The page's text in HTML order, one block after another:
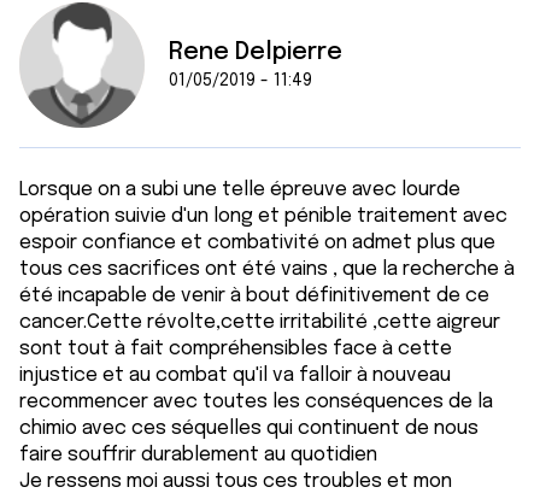
Rene Delpierre
01/05/2019 - 11:49
Lorsque on a subi une telle épreuve avec lourde
opération suivie d'un long et pénible traitement avec
espoir confiance et combativité on admet plus que
tous ces sacrifices ont été vains , que la recherche à
été incapable de venir à bout définitivement de ce
cancer.Cette révolte,cette irritabilité ,cette aigreur
sont tout à fait compréhensibles face à cette
injustice et au combat qu'il va falloir à nouveau
recommencer avec toutes les conséquences de la
chimio avec ces séquelles qui continuent de nous
faire souffrir durablement au quotidien
Je ressens moi aussi tous ces troubles et mon